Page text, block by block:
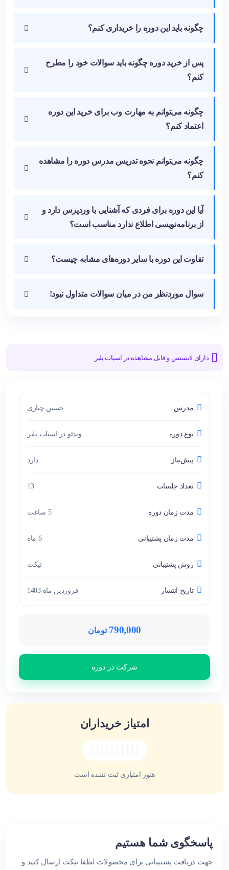
چگونه باید این دوره را خریداری کنم؟
پس از خرید دوره چگونه باید سوالات خود را مطرح
کنم؟
چگونه می‌توانم به مهارت وب برای خرید این دوره
اعتماد کنم؟
چگونه می‌توانم نحوه تدریس مدرس دوره را مشاهده
کنم؟
آیا این دوره برای فردی که آشنایی با وردپرس دارد و
از برنامه‌نویسی اطلاع ندارد مناسب است؟
تفاوت این دوره با سایر دوره‌‌های مشابه چیست؟
سوال موردنظر من در میان سوالات متداول نبود!
دارای لایسنس و قابل مشاهده در اسپات پلیر
مدرس: حسین چناری
نوع دوره ویدئو در اسپات پلیر
پیش‌نیاز دارد
تعداد جلسات 13
مدت زمان دوره 5 ساعت
مدت زمان پشتیبانی 6 ماه
روش پشتیبانی تیکت
تاریخ انتشار فروردین ماه 1403
790,000 تومان
شرکت در دوره
امتیاز خریداران
هنوز امتیازی ثبت نشده است
پاسخگوی شما هستیم
جهت دریافت پشتیبانی برای محصولات لطفا تیکت ارسال کنید و